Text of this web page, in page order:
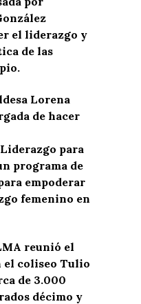
el liderazgo y
de las
Lorena
de hacer
para
programa de
empoderar
femenino en
reunió el
el coliseo Tulio
de 3.000
décimo y